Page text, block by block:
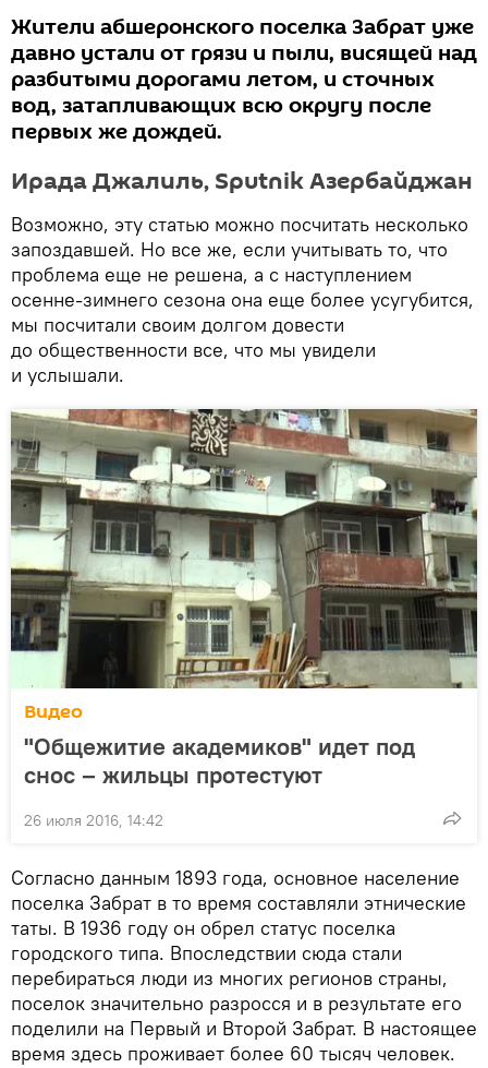
Жители абшеронского поселка Забрат уже
давно устали от грязи и пыли, висящей над
разбитыми дорогами летом, и сточных
вод, затапливающих всю округу после
первых же дождей.
Ирада Джалиль, Sputnik Азербайджан
Возможно, эту статью можно посчитать несколько
запоздавшей. Но все же, если учитывать то, что
проблема еще не решена, а с наступлением
осенне-зимнего сезона она еще более усугубится,
мы посчитали своим долгом довести
до общественности все, что мы увидели
и услышали.
Видео
"Общежитие академиков" идет под
снос – жильцы протестуют
26 июля 2016, 14:42
Согласно данным 1893 года, основное население
поселка Забрат в то время составляли этнические
таты. B 1936 году он обрел статус поселка
городского типа. Впоследствии сюда стали
перебираться люди из многих регионов страны,
поселок значительно разросся и в результате его
поделили на Первый и Второй Забрат. В настоящее
время здесь проживает более 60 тысяч человек.